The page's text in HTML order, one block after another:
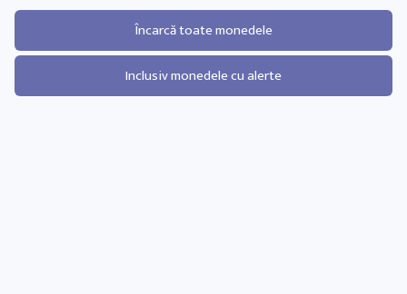
Încarcă toate monedele
Inclusiv monedele cu alerte